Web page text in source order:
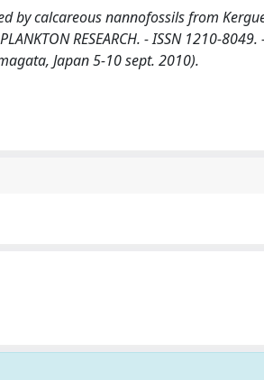
by calcareous nannofossils from
RESEARCH. - ISSN 1210-
Japan 5-10 sept. 2010).